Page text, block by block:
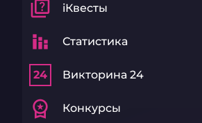
quiz iКвесты
stacked_bar_chart Статистика
24 Викторина 24
workspace_premium Конкурсы